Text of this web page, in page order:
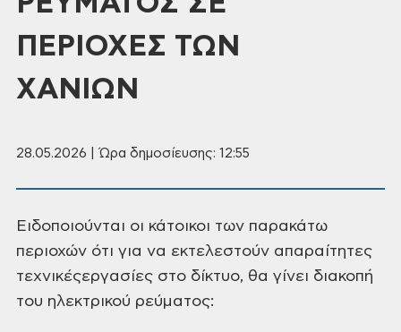
ΠΕΡΙΟΧΕΣ ΤΩΝ
ΧΑΝΙΩΝ
28.05.2026 | Ώρα δημοσίευσης: 12:55
Ειδοποιούνται οι κάτοικοι των παρακάτω
περιοχών ότι για να εκτελεστούν απαραίτητες
τεχνικέςεργασίες στο δίκτυο, θα γίνει διακοπή
του ηλεκτρικού ρεύματος: